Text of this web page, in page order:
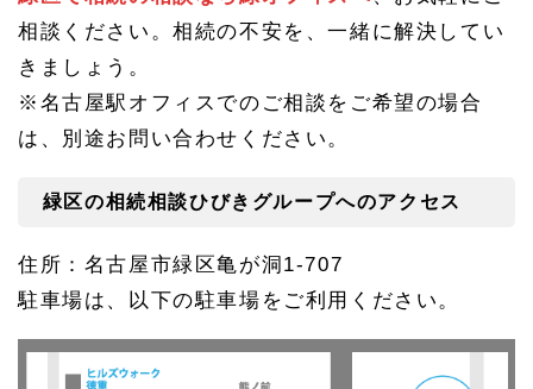
ープ
へ
相談ください。相続の不安を、一緒に解決してい
きましょう。
※名古屋駅オフィスでのご相談をご希望の場合
は、別途お問い合わせください。
緑区の相続相談ひびきグループへのアクセス
住所：名古屋市緑区亀が洞1-707
駐車場は、以下の駐車場をご利用ください。